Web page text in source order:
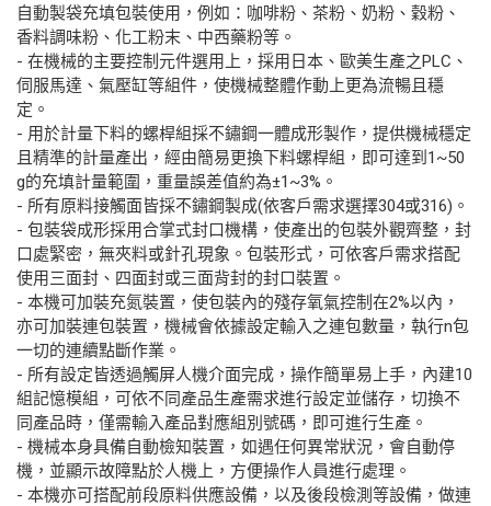
自動製袋充填包裝使用，例如：咖啡粉、茶粉、奶粉、穀粉、
香料調味粉、化工粉末、中西藥粉等。
- 在機械的主要控制元件選用上，採用日本、歐美生產之PLC、
伺服馬達、氣壓缸等組件，使機械整體作動上更為流暢且穩
定。
- 用於計量下料的螺桿組採不鏽鋼一體成形製作，提供機械穩定
且精準的計量產出，經由簡易更換下料螺桿組，即可達到1~50
g的充填計量範圍，重量誤差值約為±1~3%。
- 所有原料接觸面皆採不鏽鋼製成(依客戶需求選擇304或316)。
- 包裝袋成形採用合掌式封口機構，使產出的包裝外觀齊整，封
口處緊密，無夾料或針孔現象。包裝形式，可依客戶需求搭配
使用三面封、四面封或三面背封的封口裝置。
- 本機可加裝充氮裝置，使包裝內的殘存氧氣控制在2%以內，
亦可加裝連包裝置，機械會依據設定輸入之連包數量，執行n包
一切的連續點斷作業。
- 所有設定皆透過觸屏人機介面完成，操作簡單易上手，內建10
組記憶模組，可依不同產品生產需求進行設定並儲存，切換不
同產品時，僅需輸入產品對應組別號碼，即可進行生產。
- 機械本身具備自動檢知裝置，如遇任何異常狀況，會自動停
機，並顯示故障點於人機上，方便操作人員進行處理。
- 本機亦可搭配前段原料供應設備，以及後段檢測等設備，做連